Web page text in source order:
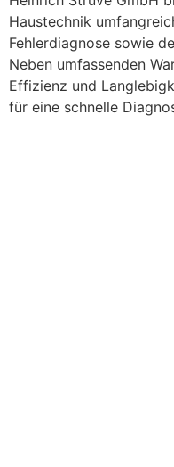
Haustechnik
Fehlerdiagnose sowie
Neben umfassenden
Effizienz und
für eine schnelle